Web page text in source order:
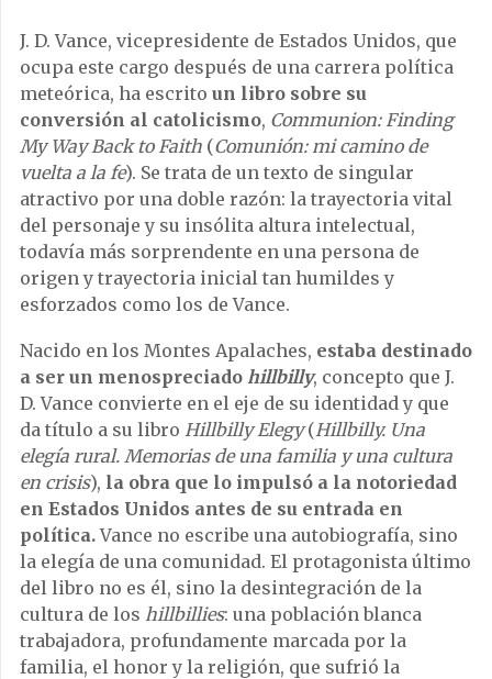
J. D. Vance, vicepresidente de Estados Unidos, que
ocupa este cargo después de una carrera política
meteórica, ha escrito un libro sobre su
conversión al catolicismo, Communion: Finding
My Way Back to Faith (Comunión: mi camino de
vuelta a la fe). Se trata de un texto de singular
atractivo por una doble razón: la trayectoria vital
del personaje y su insólita altura intelectual,
todavía más sorprendente en una persona de
origen y trayectoria inicial tan humildes y
esforzados como los de Vance.
Nacido en los Montes Apalaches, estaba destinado
a ser un menospreciado hillbilly, concepto que J.
D. Vance convierte en el eje de su identidad y que
da título a su libro Hillbilly Elegy(Hillbilly. Una
elegía rural. Memorias de una familia y una cultura
en crisis), la obra que lo impulsó a la notoriedad
en Estados Unidos antes de su entrada en
política.Vance no escribe una autobiografía, sino
la elegía de una comunidad. El protagonista último
del libro no es él, sino la desintegración de la
cultura de los hillbillies: una población blanca
trabajadora, profundamente marcada por la
familia, el honor y la religión, que sufrió la